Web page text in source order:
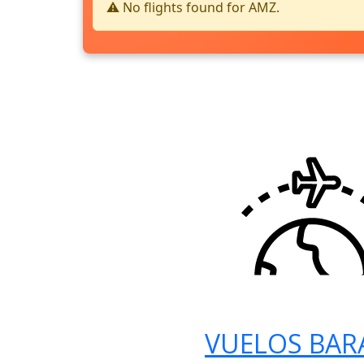
⚠️ No flights found for AMZ.
VUELOS